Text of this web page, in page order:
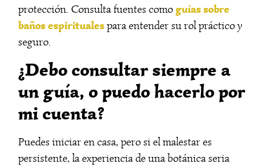
protección. Consulta fuentes comoguías sobre
baños espiritualespara entender su rol práctico y
seguro.
¿Debo consultar siempre a
un guía, o puedo hacerlo por
mi cuenta?
Puedes iniciar en casa, pero si el malestar es
persistente, la experiencia de una botánica seria